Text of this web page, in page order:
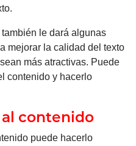
le dará algunas
mejorar la calidad del texto
más atractivas. Puede
contenido y hacerlo
contenido
puede hacerlo